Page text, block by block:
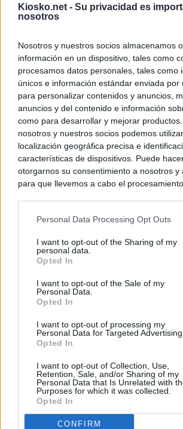
Kiosko.net - Su privacidad es
nosotros
Nosotros y nuestros socios almacenamos
información en un dispositivo, tales como
procesamos datos personales, tales como
únicos e información estándar enviada por
para personalizar contenidos y anuncios,
anuncios y del contenido e información
como para desarrollar y mejorar
nosotros y nuestros socios podemos
localización geográfica precisa e
características de dispositivos. Puede
otorgarnos su consentimiento a nosotros y
para que llevemos a cabo el
negar su consentimiento. Tenga en cuenta
de su consentimiento, pero usted tiene el
rechazar tal procesamiento. Sus
cualquier momento entrando de nuevo en
visitando nuestra política de privacidad.
Personal Data Processing Opt Outs
I want to opt-out of the Sharing of my
personal data.
Opted In
I want to opt-out of the Sale of my
Personal Data.
Opted In
I want to opt-out of processing my
Personal Data for Targeted Advertising.
Opted In
I want to opt-out of Collection, Use,
Retention, Sale, and/or Sharing of my
Personal Data that Is Unrelated with
Purposes for which it was collected.
Opted In
CONFIRM
© Kiosko.net Aviso Legal Privacidad y